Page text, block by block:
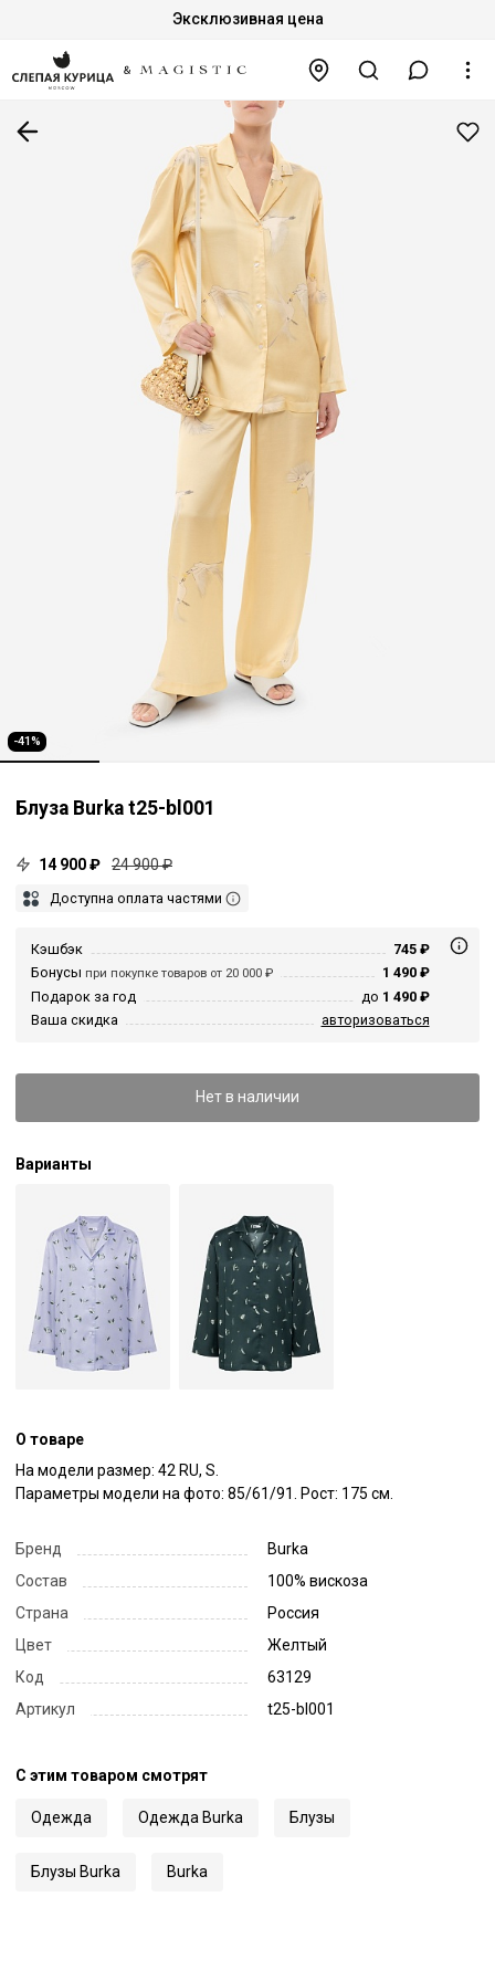
Эксклюзивная цена
-41%
Блуза Burka t25-bl001
14 900 ₽ 24 900 ₽
Доступна оплата частями
Кэшбэк
745 ₽
Бонусы при покупке товаров от 20 000 ₽
1 490 ₽
Подарок за год
до 1 490 ₽
Ваша скидка
авторизоваться
Нет в наличии
Варианты
О товаре
На модели размер: 42 RU, S.
Параметры модели на фото: 85/61/91. Рост: 175 см.
Бренд
Burka
Состав
100% вискоза
Страна
Россия
Цвет
Желтый
Код
63129
Артикул
t25-bl001
С этим товаром смотрят
Одежда Одежда Burka Блузы
Блузы Burka Burka